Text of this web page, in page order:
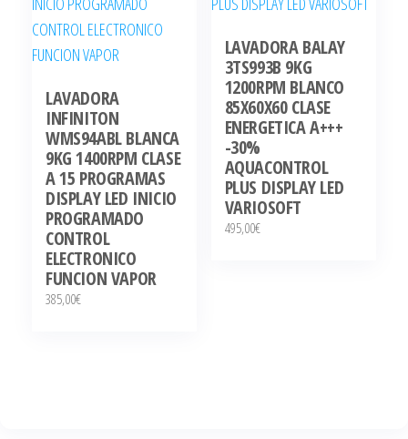
LAVADORA
INFINITON
WMS94ABL BLANCA
9KG 1400RPM CLASE
A 15 PROGRAMAS
DISPLAY LED INICIO
PROGRAMADO
CONTROL
ELECTRONICO
FUNCION VAPOR
385,00€
LAVADORA BALAY
3TS993B 9KG
1200RPM BLANCO
85X60X60 CLASE
ENERGETICA A+++
-30%
AQUACONTROL
PLUS DISPLAY LED
VARIOSOFT
495,00€